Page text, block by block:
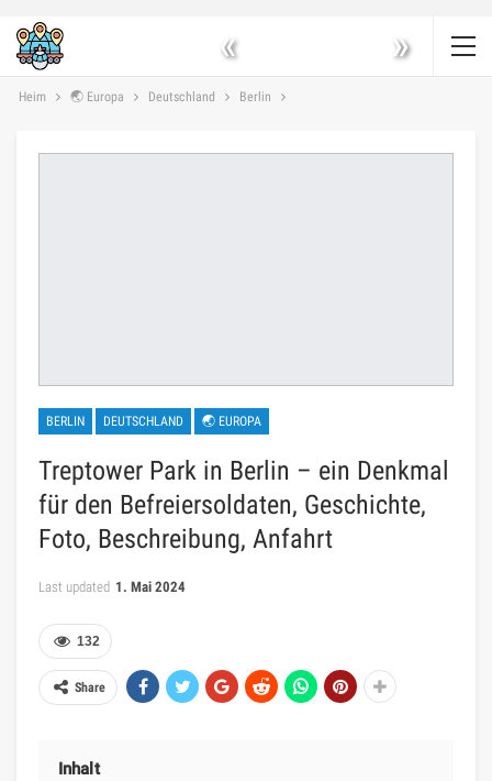
« »
Heim 🌏 Europa Deutschland Berlin
BERLIN DEUTSCHLAND 🌏 EUROPA
Treptower Park in Berlin – ein Denkmal
für den Befreiersoldaten, Geschichte,
Foto, Beschreibung, Anfahrt
Last updated 1. Mai 2024
132
Share
Inhalt